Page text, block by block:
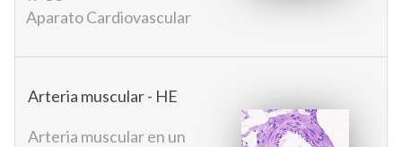
Aparato Cardiovascular
Arteria muscular - HE
Arteria muscular en un